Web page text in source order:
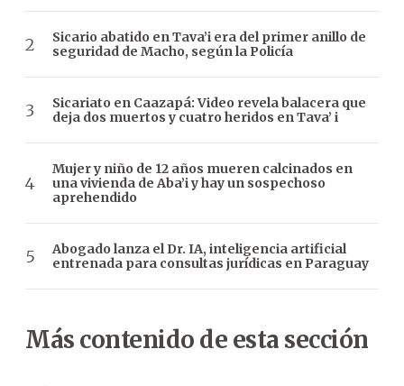
Sicario abatido en Tava’i era del primer anillo de
seguridad de Macho, según la Policía
Sicariato en Caazapá: Video revela balacera que
deja dos muertos y cuatro heridos en Tava’ i
Mujer y niño de 12 años mueren calcinados en
una vivienda de Aba’i y hay un sospechoso
aprehendido
Abogado lanza el Dr. IA, inteligencia artificial
entrenada para consultas jurídicas en Paraguay
Más contenido de esta sección